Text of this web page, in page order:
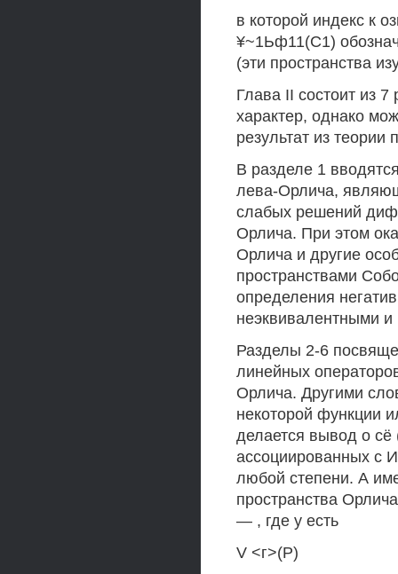
в которой индекс к
¥~1Ьф11(С1)
(эти пространства
Глава II состоит из
характер, однако
результат из
В разделе 1
лева-Орлича,
слабых решений
Орлича. При этом
Орлича и другие
пространствами
определения
неэквивалентными и
Разделы 2-6
линейных
Орлича. Другими
некоторой функции
делается вывод о сё
ассоциированных с
любой степени. А
пространства
— , где у есть
V <г>(Р)